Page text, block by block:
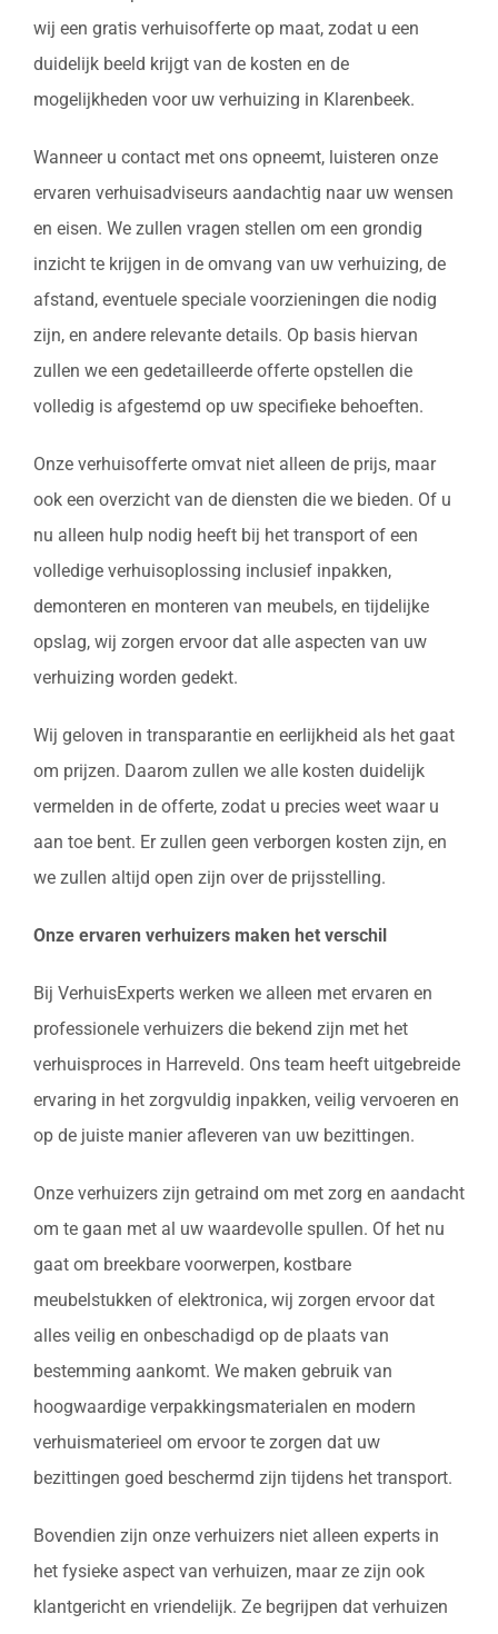
wij een gratis verhuisofferte op maat, zodat u een
duidelijk beeld krijgt van de kosten en de
mogelijkheden voor uw verhuizing in Klarenbeek.
Wanneer u contact met ons opneemt, luisteren onze
ervaren verhuisadviseurs aandachtig naar uw wensen
en eisen. We zullen vragen stellen om een grondig
inzicht te krijgen in de omvang van uw verhuizing, de
afstand, eventuele speciale voorzieningen die nodig
zijn, en andere relevante details. Op basis hiervan
zullen we een gedetailleerde offerte opstellen die
volledig is afgestemd op uw specifieke behoeften.
Onze verhuisofferte omvat niet alleen de prijs, maar
ook een overzicht van de diensten die we bieden. Of u
nu alleen hulp nodig heeft bij het transport of een
volledige verhuisoplossing inclusief inpakken,
demonteren en monteren van meubels, en tijdelijke
opslag, wij zorgen ervoor dat alle aspecten van uw
verhuizing worden gedekt.
Wij geloven in transparantie en eerlijkheid als het gaat
om prijzen. Daarom zullen we alle kosten duidelijk
vermelden in de offerte, zodat u precies weet waar u
aan toe bent. Er zullen geen verborgen kosten zijn, en
we zullen altijd open zijn over de prijsstelling.
Onze ervaren verhuizers maken het verschil
Bij VerhuisExperts werken we alleen met ervaren en
professionele verhuizers die bekend zijn met het
verhuisproces in Harreveld. Ons team heeft uitgebreide
ervaring in het zorgvuldig inpakken, veilig vervoeren en
op de juiste manier afleveren van uw bezittingen.
Onze verhuizers zijn getraind om met zorg en aandacht
om te gaan met al uw waardevolle spullen. Of het nu
gaat om breekbare voorwerpen, kostbare
meubelstukken of elektronica, wij zorgen ervoor dat
alles veilig en onbeschadigd op de plaats van
bestemming aankomt. We maken gebruik van
hoogwaardige verpakkingsmaterialen en modern
verhuismaterieel om ervoor te zorgen dat uw
bezittingen goed beschermd zijn tijdens het transport.
Bovendien zijn onze verhuizers niet alleen experts in
het fysieke aspect van verhuizen, maar ze zijn ook
klantgericht en vriendelijk. Ze begrijpen dat verhuizen